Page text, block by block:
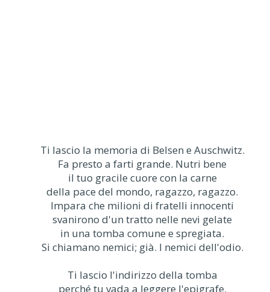
Ti lascio la memoria di Belsen e Auschwitz.
Fa presto a farti grande. Nutri bene
il tuo gracile cuore con la carne
della pace del mondo, ragazzo, ragazzo.
Impara che milioni di fratelli innocenti
svanirono d'un tratto nelle nevi gelate
in una tomba comune e spregiata.
Si chiamano nemici; già. I nemici dell'odio.
Ti lascio l'indirizzo della tomba
perché tu vada a leggere l'epigrafe.